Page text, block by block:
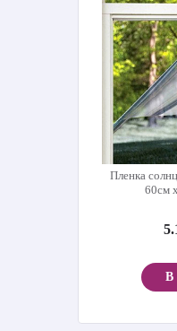
Пленка
60см
В